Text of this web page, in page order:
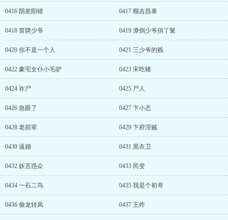
0416 阴差阳错 0417 顺吉昌泰
0418 冒牌少爷 0419 潦倒少爷俏丫鬟
0420 你不是一个人 0421 三少爷的贱
0422 豪宅女仆小毛驴 0423 宋吃猪
0424 诈尸 0425 尸人
0426 急眼了 0427 卞小态
0428 老前辈 0429 卞府淫贼
0430 逼婚 0431 黑衣卫
0432 妖言惑众 0433 民变
0434 一石二鸟 0435 我是个初哥
0436 偷龙转凤 0437 王炸